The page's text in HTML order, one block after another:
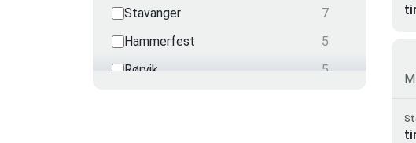
Stavanger
7
Hammerfest
5
Rørvik
5